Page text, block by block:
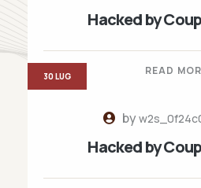
Hacked by
READ
by
Hacked by
30 LUG